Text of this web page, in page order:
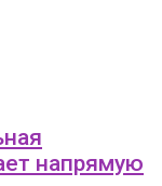
напрямую